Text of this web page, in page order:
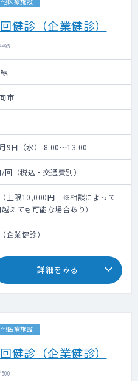
健診（企業健診）
市
9日（水） 8:00～13:00
（税込・交通費別）
上限10,000円 ※相談によって
えても可能な場合あり）
企業健診）
詳細をみる
医療施設
健診（企業健診）